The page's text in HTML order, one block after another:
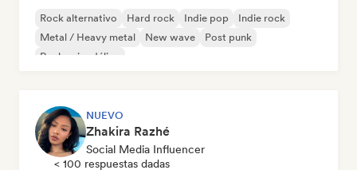
Rock alternativo Hard rock Indie pop
Indie rock
Metal / Heavy metal
New wave
Post punk
Rock psicodélico
NUEVO
Zhakira Razhé
Social Media Influencer
< 100 respuestas dadas